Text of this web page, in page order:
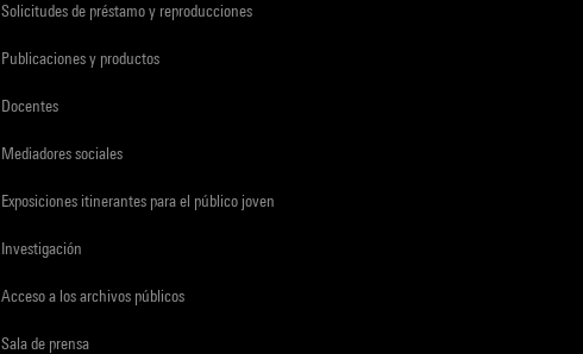
Solicitudes de préstamo y reproducciones
Publicaciones y productos
Docentes
Mediadores sociales
Exposiciones itinerantes para el público joven
Investigación
Acceso a los archivos públicos
Sala de prensa